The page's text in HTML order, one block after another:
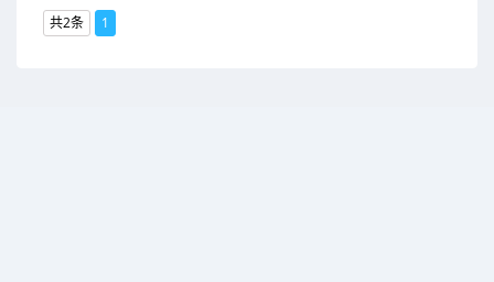
共2条 1